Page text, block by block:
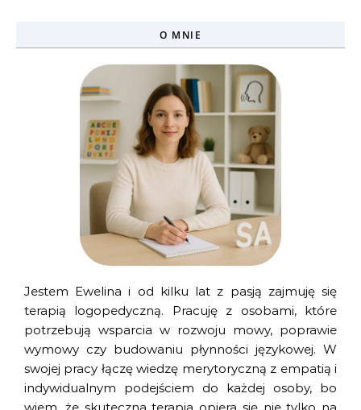
O MNIE
Jestem Ewelina i od kilku lat z pasją zajmuję się
terapią logopedyczną. Pracuję z osobami, które
potrzebują wsparcia w rozwoju mowy, poprawie
wymowy czy budowaniu płynności językowej. W
swojej pracy łączę wiedzę merytoryczną z empatią i
indywidualnym podejściem do każdej osoby, bo